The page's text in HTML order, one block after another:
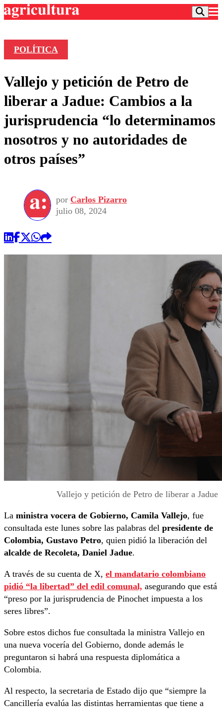
Frecuencias
Agricultura TV
Deportes
Colo Colo
Motor
Otros Deportes
Seleccion Chilena
Universidad Católica
Universidad de Chile
Entretención
Dato Practico
Economía
Política
Sustentabilidad
Vida Social
Publicaciones en medios
Comercial
POLÍTICA
Vallejo y petición de Petro de
liberar a Jadue: Cambios a la
jurisprudencia “lo determinamos
nosotros y no autoridades de
otros países”
por Carlos Pizarro
julio 08, 2024
Vallejo y petición de Petro de liberar a Jadue
La ministra vocera de Gobierno, Camila Vallejo, fue
consultada este lunes sobre las palabras del presidente de
Colombia, Gustavo Petro, quien pidió la liberación del
alcalde de Recoleta, Daniel Jadue.
A través de su cuenta de X, el mandatario colombiano
pidió “la libertad” del edil comunal, asegurando que está
“preso por la jurisprudencia de Pinochet impuesta a los
seres libres”.
Sobre estos dichos fue consultada la ministra Vallejo en
una nueva vocería del Gobierno, donde además le
preguntaron si habrá una respuesta diplomática a
Colombia.
Al respecto, la secretaria de Estado dijo que “siempre la
Cancillería evalúa las distintas herramientas que tiene a